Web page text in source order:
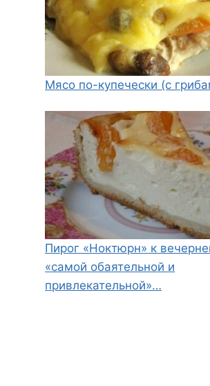
Мясо по-купечески (с
Пирог «Ноктюрн» к
«самой обаятельной и
привлекательной»…